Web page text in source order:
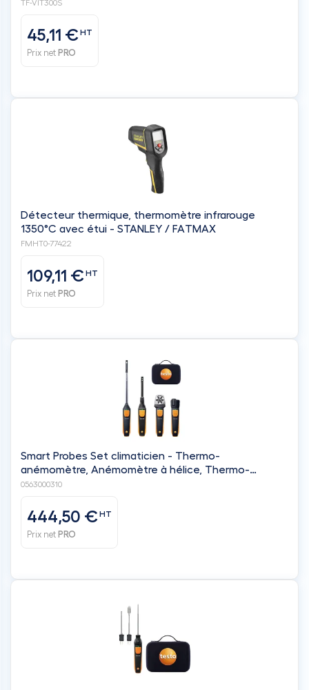
TF-VIT300S
45,11 €HT
Prix net PRO
Détecteur thermique, thermomètre infrarouge
1350°C avec étui - STANLEY / FATMAX
FMHT0-77422
109,11 €HT
Prix net PRO
Smart Probes Set climaticien - Thermo-
anémomètre, Anémomètre à hélice, Thermo-
hygromètre, Thermomètre infrarouge et étui de
0563000310
444,50 €HT
Prix net PRO